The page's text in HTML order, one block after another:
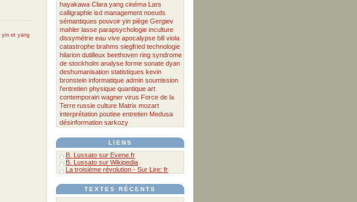
yin et yang
hayakawa Clara yang cinéma Lars
calligraphie isd management noeuds
sémantiques pouvoir yin piège Gergiev
mahler lasse parapsychologie inculture
dissymétrie eau vive apocalypse bill viola
catastrophe brahms siegfried technologie
hilarion dutilleux beethoven ring syndrome
de stockholm analyse forme sonate dyan
deshumanisation statistiques kevin
bronstein informatique admin soumission
l'entretien physique quantique art
contemporain wagner virus Force de la
Terre russie culture Matrix mozart
interprétation poutine entretien Medusa
désinformation sarkozy
LIENS
B. Lussato sur Evene.fr
B. Lussato sur Wikipedia
La troisième révolution - Sur Lire: fr
TEXTES RÉCENTS